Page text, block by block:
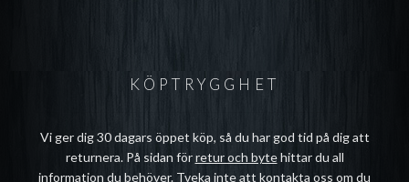
KÖPTRYGGHET
Vi ger dig 30 dagars öppet köp, så du har god tid på dig att
returnera. På sidan förretur och bytehittar du all
information du behöver. Tveka inte att kontakta oss om du